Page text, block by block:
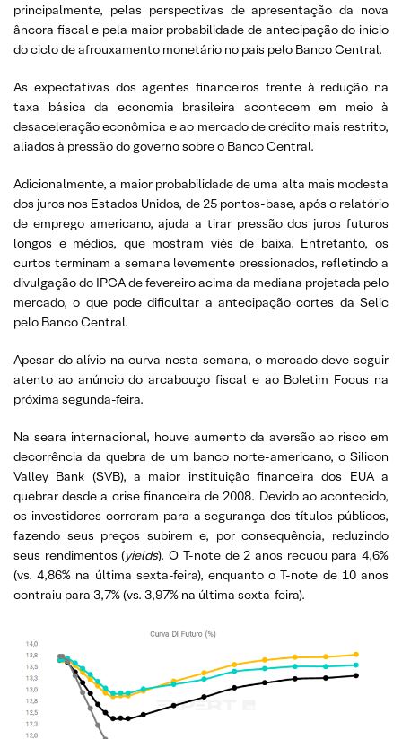
principalmente, pelas perspectivas de apresentação da nova
âncora fiscal e pela maior probabilidade de antecipação do início
do ciclo de afrouxamento monetário no país pelo Banco Central.
As expectativas dos agentes financeiros frente à redução na
taxa básica da economia brasileira acontecem em meio à
desaceleração econômica e ao mercado de crédito mais restrito,
aliados à pressão do governo sobre o Banco Central.
Adicionalmente, a maior probabilidade de uma alta mais modesta
dos juros nos Estados Unidos, de 25 pontos-base, após o relatório
de emprego americano, ajuda a tirar pressão dos juros futuros
longos e médios, que mostram viés de baixa. Entretanto, os
curtos terminam a semana levemente pressionados, refletindo a
divulgação do IPCA de fevereiro acima da mediana projetada pelo
mercado, o que pode dificultar a antecipação cortes da Selic
pelo Banco Central.
Apesar do alívio na curva nesta semana, o mercado deve seguir
atento ao anúncio do arcabouço fiscal e ao Boletim Focus na
próxima segunda-feira.
Na seara internacional, houve aumento da aversão ao risco em
decorrência da quebra de um banco norte-americano, o Silicon
Valley Bank (SVB), a maior instituição financeira dos EUA a
quebrar desde a crise financeira de 2008. Devido ao acontecido,
os investidores correram para a segurança dos títulos públicos,
fazendo seus preços subirem e, por consequência, reduzindo
seus rendimentos (yields). O T-note de 2 anos recuou para 4,6%
(vs. 4,86% na última sexta-feira), enquanto o T-note de 10 anos
contraiu para 3,7% (vs. 3,97% na última sexta-feira).